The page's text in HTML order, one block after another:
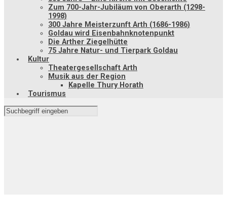
Zum 700-Jahr-Jubiläum von Oberarth (1298-
1998)
300 Jahre Meisterzunft Arth (1686-1986)
Goldau wird Eisenbahnknotenpunkt
Die Arther Ziegelhütte
75 Jahre Natur- und Tierpark Goldau
Kultur
Theatergesellschaft Arth
Musik aus der Region
Kapelle Thury Horath
Tourismus